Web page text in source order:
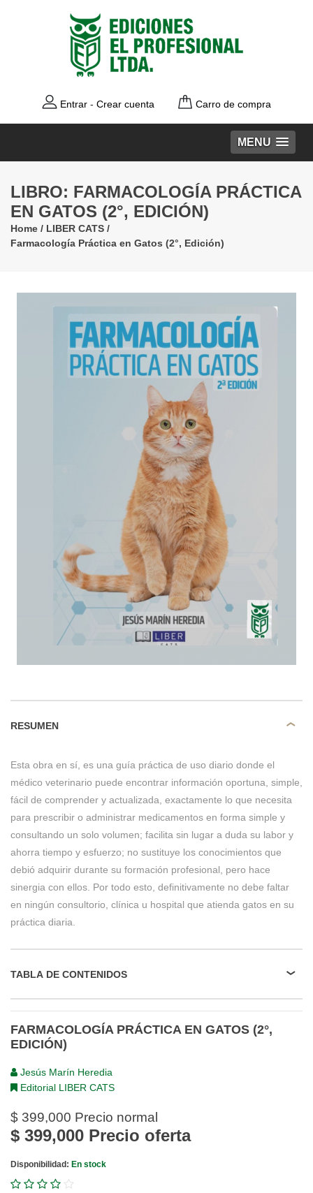
Entrar - Crear cuenta Carro de compra
MENU
LIBRO: FARMACOLOGÍA PRÁCTICA
EN GATOS (2°, EDICIÓN)
Home / LIBER CATS /
Farmacología Práctica en Gatos (2°, Edición)
RESUMEN
Esta obra en sí, es una guía práctica de uso diario donde el
médico veterinario puede encontrar información oportuna, simple,
fácil de comprender y actualizada, exactamente lo que necesita
para prescribir o administrar medicamentos en forma simple y
consultando un solo volumen; facilita sin lugar a duda su labor y
ahorra tiempo y esfuerzo; no sustituye los conocimientos que
debió adquirir durante su formación profesional, pero hace
sinergia con ellos. Por todo esto, definitivamente no debe faltar
en ningún consultorio, clínica u hospital que atienda gatos en su
práctica diaria.
TABLA DE CONTENIDOS
FARMACOLOGÍA PRÁCTICA EN GATOS (2°,
EDICIÓN)
Jesús Marín Heredia
Editorial LIBER CATS
$ 399,000 Precio normal
$ 399,000 Precio oferta
Disponibilidad: En stock